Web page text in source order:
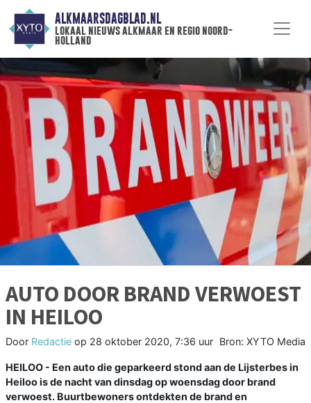
ALKMAARSDAGBLAD.NL
lokaal nieuws alkmaar en regio noord-
holland
AUTO DOOR BRAND VERWOEST
IN HEILOO
Door Redactie op 28 oktober 2020, 7:36 uur Bron: XYTO Media
HEILOO - Een auto die geparkeerd stond aan de Lijsterbes in
Heiloo is de nacht van dinsdag op woensdag door brand
verwoest. Buurtbewoners ontdekten de brand en